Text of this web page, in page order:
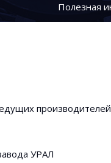
Полезная
УРАЛ